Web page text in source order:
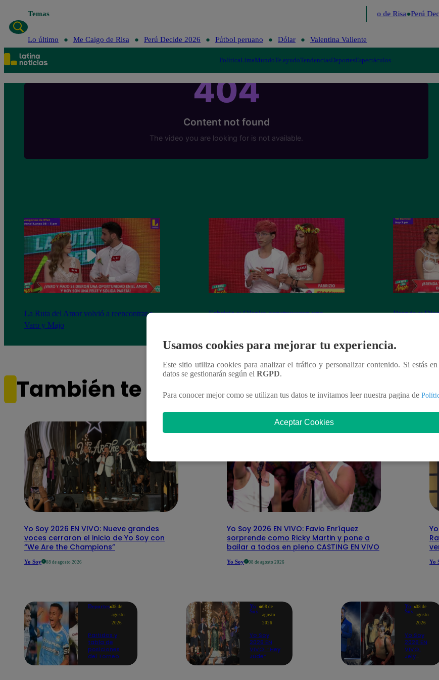
Temas Me Caigo de Risa Perú
Lo último Me Caigo de Risa Perú Decide 2026 Fútbol peruano Dólar Valentina Valiente
PolíticaLimaMundoTe ayudoTendenciasDeportesEspectáculos
La Ruta del Amor volvió a reencontrar a
Varo y Majo
Fabricio y Olenka construyeron una
Brenda y
También te puede interesar
Yo Soy 2026 EN VIVO: Nueve grandes
voces cerraron el inicio de Yo Soy con
“We Are the Champions”
Yo Soy 08 de agosto 2026
Yo Soy 2026 EN VIVO: Favio Enríquez
sorprende como Ricky Martin y pone a
bailar a todos en pleno CASTING EN VIVO
Yo Soy 08 de agosto 2026 Yo
Deportes 08 de
agosto
2026
Partidos y
tabla de
posiciones
del Torneo
Yo
Soy
08 de
agosto
2026
Yo Soy
2026 EN
VIVO: “Hey
Jude”
Yo
Soy
08 de
agosto
2026
Yo Soy
2026 EN
VIVO:
Jely
Usamos cookies para mejorar tu experiencia.
Este sitio utiliza cookies para analizar el tráfico y personalizar contenido. Si estás
datos se gestionarán según el RGPD.
Para conocer mejor como se utilizan tus datos te invitamos leer nuestra pagina de
Aceptar Cookies